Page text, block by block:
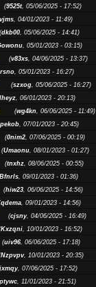
(9525t, 05/06/2025 - 17:52)
, 04/01/2023 - 11:49)
(dkb00, 05/06/2025 - 14:41)
, 05/01/2023 - 03:15)
(v83xs, 04/06/2025 - 13:37)
, 05/01/2023 - 16:27)
(szxog, 05/06/2025 - 16:27)
, 06/01/2023 - 20:13)
(wg4kn, 06/06/2025 - 11:49)
, 07/01/2023 - 20:45)
(0nim2, 07/06/2025 - 00:19)
(Umaonu, 08/01/2023 - 01:27)
(tnxhz, 08/06/2025 - 00:55)
Bfnrls, 09/01/2023 - 01:36)
(hiw23, 06/06/2025 - 14:56)
, 09/01/2023 - 14:56)
(cjsny, 04/06/2025 - 16:49)
Kxzqni, 10/01/2023 - 16:52)
(uiv96, 06/06/2025 - 17:18)
Nzpvpv, 10/01/2023 - 20:35)
jxmqy, 07/06/2025 - 17:52)
, 11/01/2023 - 21:51)